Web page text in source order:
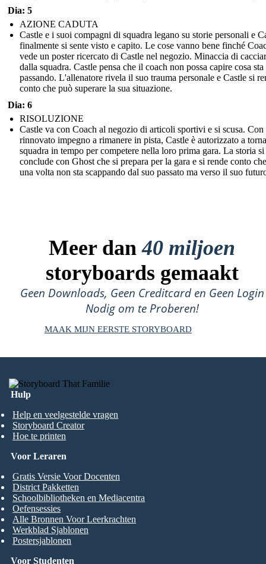
Dia: 5
AZIONE CADUTA
Castle e i suoi compagni di squadra legano su storie personali e
finalmente si sente visto e capito. Le cose vanno bene finché
vede un poster ricercato di Castle nel negozio. Minaccia di
dalla squadra. Castle pensa che il coach non possa capire cosa sta
passando. L'allenatore rivela il suo trauma personale e Castle si
conto che può superare la sua situazione.
Dia: 6
RISOLUZIONE
Castle va con Coach al negozio di articoli sportivi e si scusa. Con
rinnovato impegno a rimanere in pista, Castle è autorizzato a
squadra in tempo per competere nella loro prima gara. La storia si
conclude con Ghost che si prepara per la gara e si rende conto
una volta non sta scappando dal suo passato ma verso il suo
Meer dan40 miljoen
storyboards gemaakt
Geen Downloads, Geen Creditcard en Geen Login
Nodig om te Proberen!
MAAK MIJN EERSTE STORYBOARD
Hulp
Help en veelgestelde vragen
Storyboard Creator
Hoe te printen
Voor Studenten
Voor Leraren
Gratis Versie Voor Docenten
District Pakketten
Schoolbibliotheken en Mediacentra
Oefensessies
Alle Bronnen Voor Leerkrachten
Werkblad Sjablonen
Postersjablonen